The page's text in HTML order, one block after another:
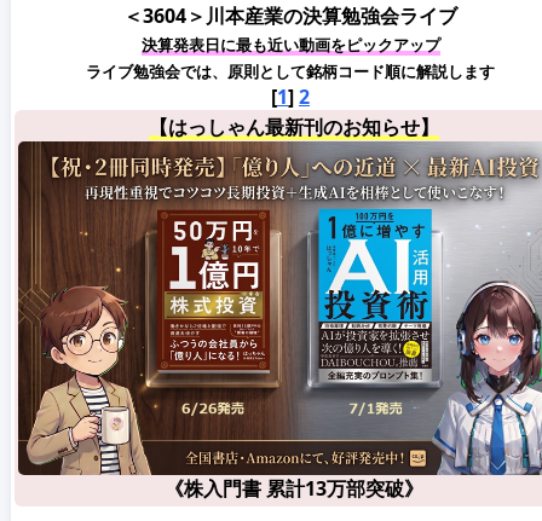
＜3604＞川本産業の決算勉強会ライブ
決算発表日に最も近い動画をピックアップ
ライブ勉強会では、原則として銘柄コード順に解説します
[1]2
【はっしゃん最新刊のお知らせ】
《株入門書 累計13万部突破》